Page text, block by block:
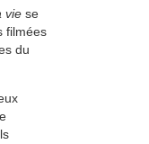
vie se
filmées
du